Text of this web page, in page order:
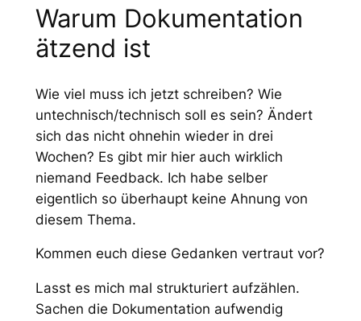
Warum Dokumentation
ätzend ist
Wie viel muss ich jetzt schreiben? Wie
untechnisch/technisch soll es sein? Ändert
sich das nicht ohnehin wieder in drei
Wochen? Es gibt mir hier auch wirklich
niemand Feedback. Ich habe selber
eigentlich so überhaupt keine Ahnung von
diesem Thema.
Kommen euch diese Gedanken vertraut vor?
Lasst es mich mal strukturiert aufzählen.
Sachen die Dokumentation aufwendig